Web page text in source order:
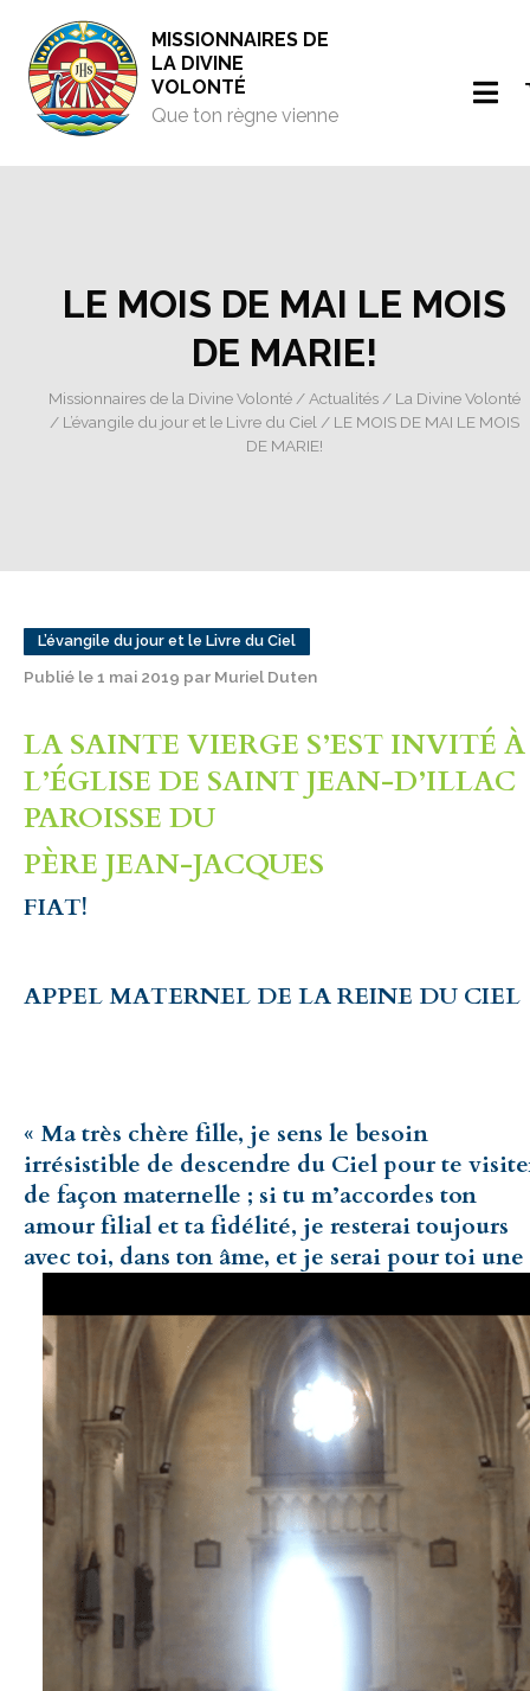
MISSIONNAIRES DE
LA DIVINE
VOLONTÉ
Que ton règne vienne
LE MOIS DE MAI LE MOIS
DE MARIE!
Missionnaires de la Divine Volonté/ Actualités/ La Divine Volonté
/ L’évangile du jour et le Livre du Ciel / LE MOIS DE MAI LE MOIS
DE MARIE!
L’évangile du jour et le Livre du Ciel
Publié le 1 mai 2019 par Muriel Duten
LA SAINTE VIERGE S’EST INVITÉ À
L’ÉGLISE DE SAINT JEAN-D’ILLAC
PAROISSE DU
PÈRE JEAN-JACQUES
FIAT!
APPEL MATERNEL DE LA REINE DU CIEL
« Ma très chère fille, je sens le besoin
irrésistible de descendre du Ciel pour te
de façon maternelle ; si tu m’accordes ton
amour filial et ta fidélité, je resterai toujours
avec toi, dans ton âme, et je serai pour toi une